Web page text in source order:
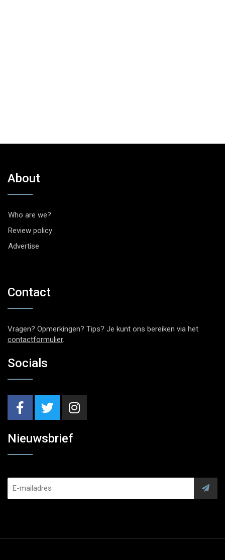
About
Who are we?
Review policy
Advertise
Contact
Vragen? Opmerkingen? Tips? Je kunt ons bereiken via het
contactformulier.
Socials
Nieuwsbrief